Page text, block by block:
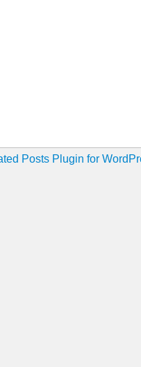
turno: “estarão juntos!”